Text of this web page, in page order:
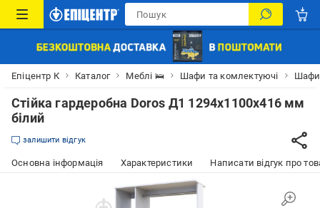
Епіцентр К Каталог Меблі 🛌 Шафи та комлектуючі Шафи
Стійка гардеробна Doros Д1 1294х1100х416 мм
білий
залишити відгук
Основна інформація Характеристики Написати відгук про